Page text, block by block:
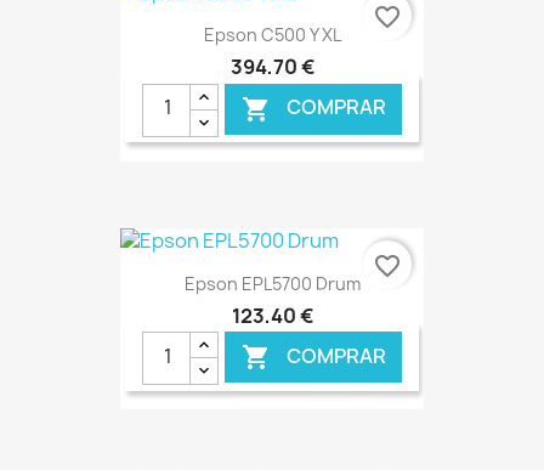
Epson C500 Y XL
394,70 €
 COMPRAR
€ ONLINE
favorite_border
Epson EPL5700 Drum
123,40 €
 COMPRAR
favorite_border